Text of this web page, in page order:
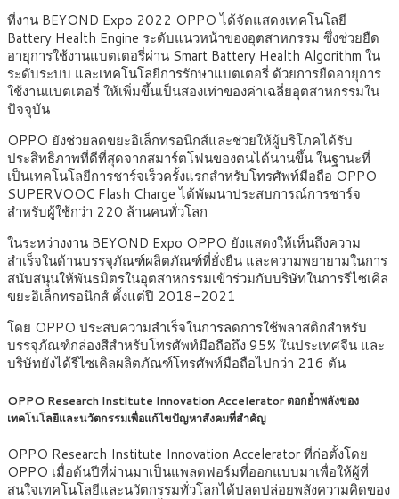
ที่งาน BEYOND Expo 2022 OPPO ได้จัดแสดงเทคโนโลยี
Battery Health Engine ระดับแนวหน้าของอุตสาหกรรม ซึ่งช่วยยืด
อายุการใช้งานแบตเตอรี่ผ่าน Smart Battery Health Algorithm ใน
ระดับระบบ และเทคโนโลยีการรักษาแบตเตอรี่ ด้วยการยืดอายุการ
ใช้งานแบตเตอรี่ ให้เพิ่มขึ้นเป็นสองเท่าของค่าเฉลี่ยอุตสาหกรรมใน
ปัจจุบัน
OPPO ยังช่วยลดขยะอิเล็กทรอนิกส์และช่วยให้ผู้บริโภคได้รับ
ประสิทธิภาพที่ดีที่สุดจากสมาร์ตโฟนของตนได้นานขึ้น ในฐานะที่
เป็นเทคโนโลยีการชาร์จเร็วครั้งแรกสำหรับโทรศัพท์มือถือ OPPO
SUPERVOOC Flash Charge ได้พัฒนาประสบการณ์การชาร์จ
สำหรับผู้ใช้กว่า 220 ล้านคนทั่วโลก
ในระหว่างงาน BEYOND Expo OPPO ยังแสดงให้เห็นถึงความ
สำเร็จในด้านบรรจุภัณฑ์ผลิตภัณฑ์ที่ยั่งยืน และความพยายามในการ
สนับสนุนให้พันธมิตรในอุตสาหกรรมเข้าร่วมกับบริษัทในการรีไซเคิล
ขยะอิเล็กทรอนิกส์ ตั้งแต่ปี 2018-2021
โดย OPPO ประสบความสำเร็จในการลดการใช้พลาสติกสำหรับ
บรรจุภัณฑ์กล่องสีสำหรับโทรศัพท์มือถือถึง 95% ในประเทศจีน และ
บริษัทยังได้รีไซเคิลผลิตภัณฑ์โทรศัพท์มือถือไปกว่า 216 ตัน
OPPO Research Institute Innovation Accelerator ตอกย้ำพลังของ
เทคโนโลยีและนวัตกรรมเพื่อแก้ไขปัญหาสังคมที่สำคัญ
OPPO Research Institute Innovation Accelerator ที่ก่อตั้งโดย
OPPO เมื่อต้นปีที่ผ่านมาเป็นแพลตฟอร์มที่ออกแบบมาเพื่อให้ผู้ที่
สนใจเทคโนโลยีและนวัตกรรมทั่วโลกได้ปลดปล่อยพลังความคิดของ